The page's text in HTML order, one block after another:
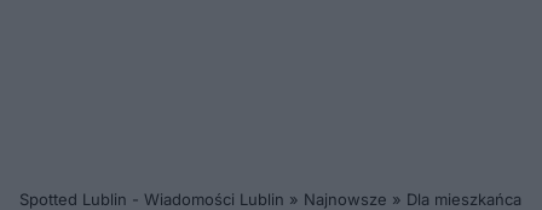
Spotted Lublin - Wiadomości Lublin » Najnowsze » Dla mieszkańca